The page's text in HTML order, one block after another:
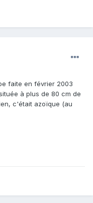
faite en février 2003
à plus de 80 cm de
c'était azoïque (au